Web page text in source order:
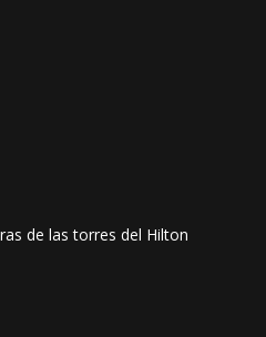
de las torres del Hilton